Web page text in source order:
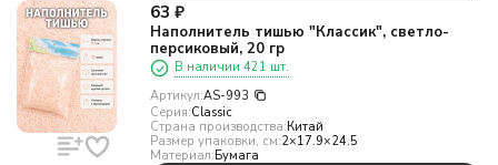
63 ₽
Наполнитель тишью "Классик", светло-
персиковый, 20 гр
В наличии 421 шт.
Артикул:AS-993
Серия:Classic
Страна производства:Китай
Размер упаковки, см:2×17.9×24.5
Материал:Бумага